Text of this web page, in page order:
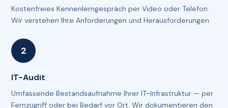
Kostenfreies Kennenlerngespräch per Video oder Telefon.
Wir verstehen Ihre Anforderungen und Herausforderungen.
IT-Audit
Umfassende Bestandsaufnahme Ihrer IT-Infrastruktur — per
Fernzugriff oder bei Bedarf vor Ort. Wir dokumentieren den